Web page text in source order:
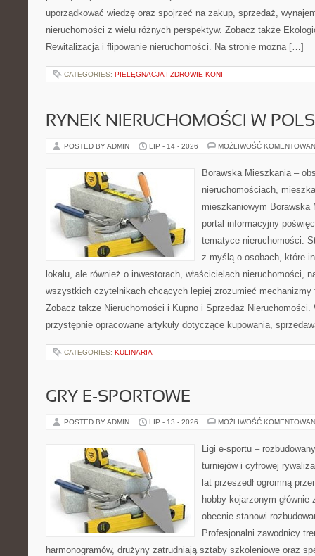
uporządkować wiedzę oraz spojrzeć na zakup, sprzedaż,
nieruchomości z wielu różnych perspektyw. Zobacz także
Rewitalizacja i flipowanie nieruchomości. Na stronie można […]
CATEGORIES: PIELĘGNACJA I ZDROWIE KONI
RYNEK NIERUCHOMOŚCI W
POSTED BY ADMIN LIP - 14 - 2026 MOŻLIWOŚĆ
Borawska Mieszkania –
nieruchomościach,
mieszkaniowym Borawska
portal informacyjny
tematyce nieruchomości.
z myślą o osobach, które
lokalu, ale również o inwestorach, właścicielach nieruchomości,
wszystkich czytelnikach chcących lepiej zrozumieć mechanizmy
Zobacz także Nieruchomości i Kupno i Sprzedaż
przystępnie opracowane artykuły dotyczące kupowania,
CATEGORIES: KULINARIA
GRY E-SPORTOWE
POSTED BY ADMIN LIP - 13 - 2026 MOŻLIWOŚĆ
Ligi e-sportu –
turniejów i cyfrowej
lat przeszedł ogromną
hobby kojarzonym
obecnie stanowi
Profesjonalni zawodnicy
harmonogramów, drużyny zatrudniają sztaby szkoleniowe oraz